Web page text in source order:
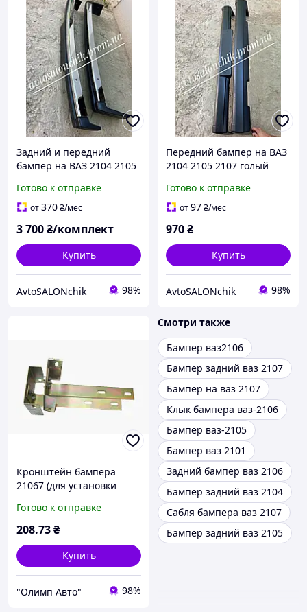
Задний и передний
бампер на ВАЗ 2104 2105
Готово к отправке
от370₴/мес
3 700₴/комплект
Купить
AvtoSALONchik 98%
Передний бампер на ВАЗ
2104 2105 2107 голый
Готово к отправке
от97₴/мес
970₴
Купить
AvtoSALONchik 98%
Кронштейн бампера
21067 (для установки
(комплект передний)
Готово к отправке
208.73₴
Купить
"Олимп Авто" 98%
Смотри также
Бампер ваз2106
Бампер задний ваз 2107
Бампер на ваз 2107
Клык бампера ваз-2106
Бампер ваз-2105
Бампер ваз 2101
Задний бампер ваз 2106
Бампер задний ваз 2104
Сабля бампера ваз 2107
Бампер задний ваз 2105